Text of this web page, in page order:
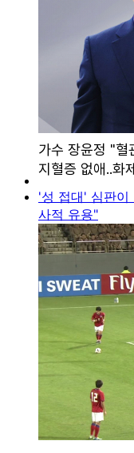
'성 접대' 심판
사적 유용"